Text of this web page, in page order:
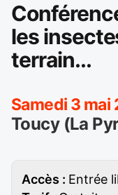
les
terrain...
Samedi 3 mai
Toucy (La
Accès : Entrée